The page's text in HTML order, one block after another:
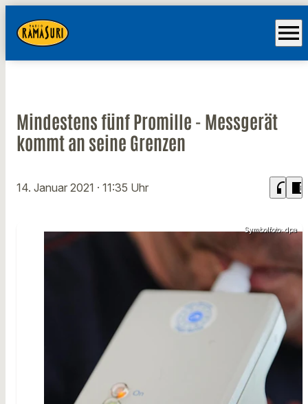
menu
Mindestens fünf Promille - Messgerät
kommt an seine Grenzen
14. Januar 2021 · 11:35 Uhr headphones chrome_reader_mode
Symbolfoto: dpa